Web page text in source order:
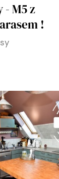
- M5 z
!